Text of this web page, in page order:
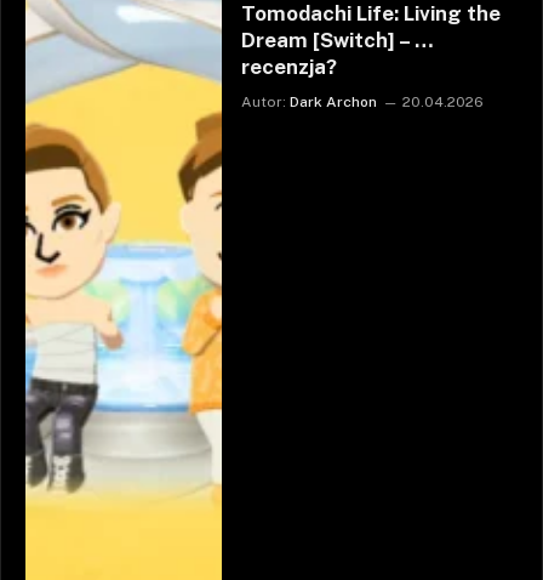
Tomodachi Life: Living the
Dream [Switch] – …
recenzja?
Autor: Dark Archon 20.04.2026